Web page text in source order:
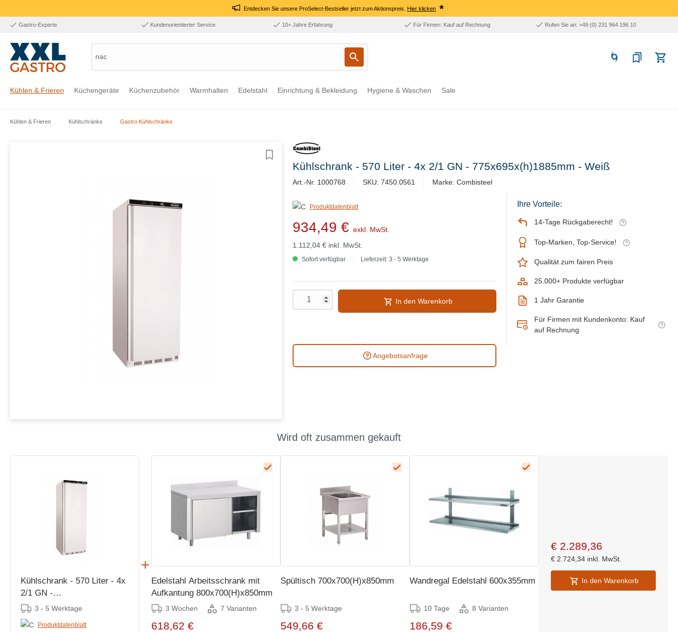
Entdecken Sie unsere ProSelect-Bestseller jetzt zum Aktionspreis.Hier klicken *
Gastro-Experte Kundenorientierter Service 10+ Jahre Erfahrung Für Firmen: Kauf auf Rechnung Rufen Sie an: +49 (0) 231 964 196 10
nach P
Kühlen & Frieren Küchengeräte Küchenzubehör Warmhalten Edelstahl Einrichtung & Bekleidung Hygiene & Waschen Sale
Kühlen & Frieren Kühlschränke Gastro Kühlschränke
Kühlschrank - 570 Liter - 4x 2/1 GN - 775x695x(h)1885mm - Weiß
Art.-Nr. 1000768 SKU: 7450.0561 Marke: Combisteel
Produktdatenblatt
934,49 € exkl. MwSt.
1.112,04 € inkl. MwSt.
Sofort verfügbar Lieferzeit: 3 - 5 Werktage
In den Warenkorb
Angebotsanfrage
Ihre Vorteile:
14-Tage Rückgaberecht!
Top-Marken, Top-Service!
Qualität zum fairen Preis
25.000+ Produkte verfügbar
1 Jahr Garantie
Für Firmen mit Kundenkonto: Kauf
auf Rechnung
Wird oft zusammen gekauft
Kühlschrank - 570 Liter - 4x
2/1 GN -
775x695x(h)1885mm - Weiß
3 - 5 Werktage
Produktdatenblatt
Edelstahl Arbeitsschrank mit
Aufkantung 800x700(H)x850mm
3 Wochen 7 Varianten
618,62 €
Spültisch 700x700(H)x850mm
3 - 5 Werktage
549,66 €
Wandregal Edelstahl 600x355mm
10 Tage 8 Varianten
186,59 €
€ 2.289,36
€ 2.724,34 inkl. MwSt.
In den Warenkorb